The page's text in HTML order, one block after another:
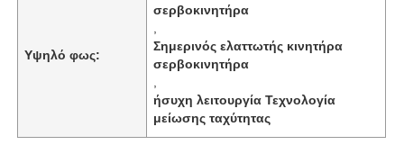
Υψηλό φως:
σερβοκινητήρα
Σημερινός ελαττωτής κινητήρα
σερβοκινητήρα
ήσυχη λειτουργία Τεχνολογία
μείωσης ταχύτητας